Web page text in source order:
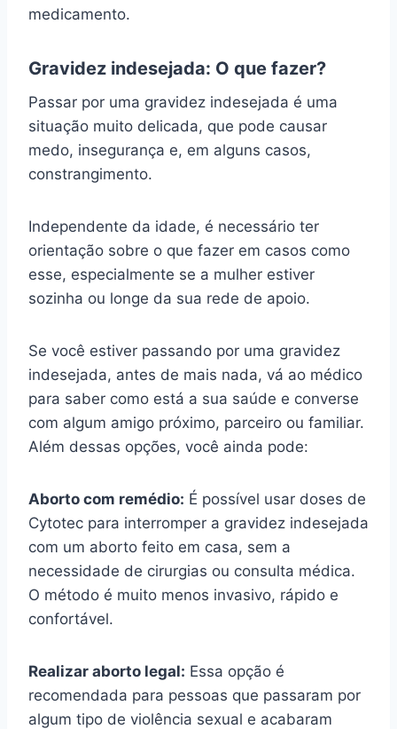
medicamento.
Gravidez indesejada: O que fazer?
Passar por uma gravidez indesejada é uma
situação muito delicada, que pode causar
medo, insegurança e, em alguns casos,
constrangimento.
Independente da idade, é necessário ter
orientação sobre o que fazer em casos como
esse, especialmente se a mulher estiver
sozinha ou longe da sua rede de apoio.
Se você estiver passando por uma gravidez
indesejada, antes de mais nada, vá ao médico
para saber como está a sua saúde e converse
com algum amigo próximo, parceiro ou familiar.
Além dessas opções, você ainda pode:
Aborto com remédio: É possível usar doses de
Cytotec para interromper a gravidez indesejada
com um aborto feito em casa, sem a
necessidade de cirurgias ou consulta médica.
O método é muito menos invasivo, rápido e
confortável.
Realizar aborto legal: Essa opção é
recomendada para pessoas que passaram por
algum tipo de violência sexual e acabaram